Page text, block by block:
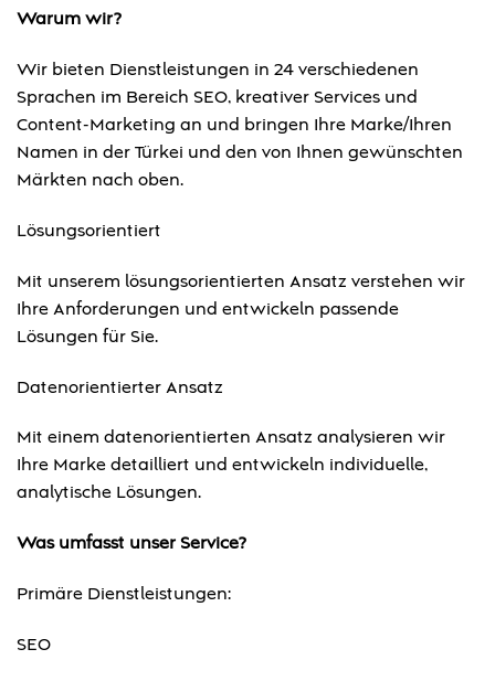
Warum wir?
Wir bieten Dienstleistungen in 24 verschiedenen
Sprachen im Bereich SEO, kreativer Services und
Content-Marketing an und bringen Ihre Marke/Ihren
Namen in der Türkei und den von Ihnen gewünschten
Märkten nach oben.
Lösungsorientiert
Mit unserem lösungsorientierten Ansatz verstehen wir
Ihre Anforderungen und entwickeln passende
Lösungen für Sie.
Datenorientierter Ansatz
Mit einem datenorientierten Ansatz analysieren wir
Ihre Marke detailliert und entwickeln individuelle,
analytische Lösungen.
Was umfasst unser Service?
Primäre Dienstleistungen:
SEO